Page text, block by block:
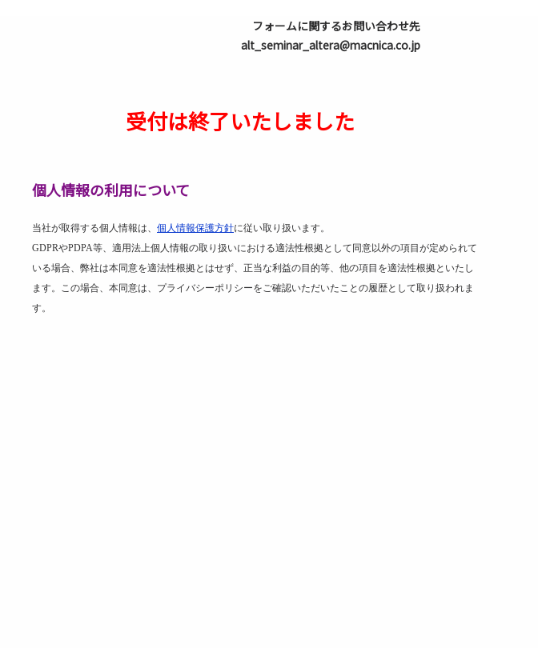
フォームに関するお問い合わせ先
alt_seminar_altera@macnica.co.jp
受付は終了いたしました
個人情報の利用について
当社が取得する個人情報は、 個人情報保護方針に従い取り扱います。
GDPRやPDPA等、適用法上個人情報の取り扱いにおける適法性根拠として同意以外の項目が定められて
いる場合、弊社は本同意を適法性根拠とはせず、正当な利益の目的等、他の項目を適法性根拠といたし
ます。この場合、本同意は、プライバシーポリシーをご確認いただいたことの履歴として取り扱われま
す。